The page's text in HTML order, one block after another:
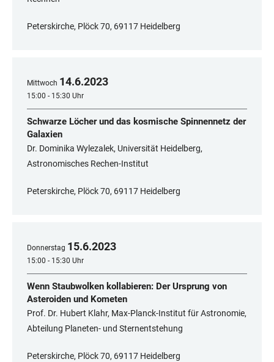
Peterskirche, Plöck 70, 69117 Heidelberg
Mittwoch 14.6.2023
15:00 - 15:30 Uhr
Schwarze Löcher und das kosmische Spinnennetz der
Galaxien
Dr. Dominika Wylezalek, Universität Heidelberg,
Astronomisches Rechen-Institut
Peterskirche, Plöck 70, 69117 Heidelberg
Donnerstag 15.6.2023
15:00 - 15:30 Uhr
Wenn Staubwolken kollabieren: Der Ursprung von
Asteroiden und Kometen
Prof. Dr. Hubert Klahr, Max-Planck-Institut für Astronomie,
Abteilung Planeten- und Sternentstehung
Peterskirche, Plöck 70, 69117 Heidelberg